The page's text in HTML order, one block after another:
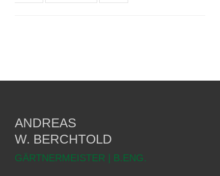
ANDREAS
W. BERCHTOLD
GÄRTNERMEISTER | B.ENG.